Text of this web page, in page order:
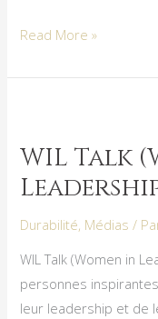
Read More »
WIL Talk
Durabilité, Médias /
WIL Talk (Women in
personnes
leur leadership et de
(Women
in
Talk)